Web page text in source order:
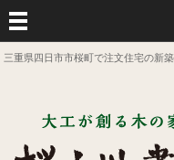
三重県四日市市桜町で注文住宅の新